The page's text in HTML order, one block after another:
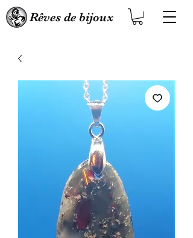
Rêves de bijoux